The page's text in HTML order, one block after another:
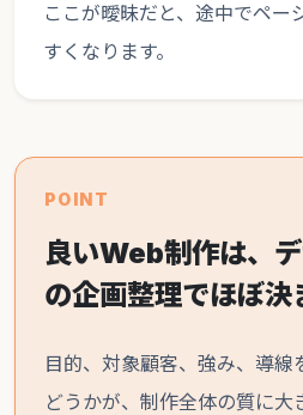
ここが曖昧だと、途中でペー
すくなります。
POINT
良いWeb制作は、
の企画整理でほぼ決
目的、対象顧客、強み、導線
どうかが、制作全体の質に大